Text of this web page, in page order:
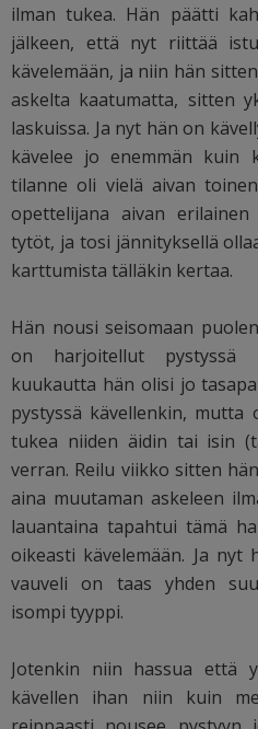
ilman tukea. Hän päätti
jälkeen, että nyt riittää
kävelemään, ja niin hän
askelta kaatumatta, sitten
laskuissa. Ja nyt hän on
kävelee jo enemmän kuin
tilanne oli vielä aivan
opettelijana aivan
tytöt, ja tosi jännityksellä
karttumista tälläkin kertaa.
Hän nousi seisomaan
on harjoitellut pystyssä
kuukautta hän olisi jo
pystyssä kävellenkin,
tukea niiden äidin tai isin
verran. Reilu viikko sitten
aina muutaman askeleen
lauantaina tapahtui tämä
oikeasti kävelemään. Ja nyt
vauveli on taas yhden
isompi tyyppi.
Jotenkin niin hassua että
kävellen ihan niin kuin